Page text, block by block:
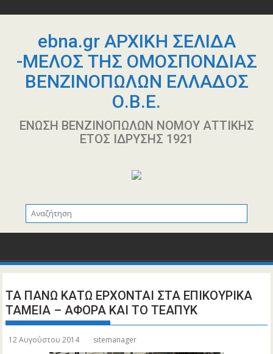
περιεχόμενοebna.gr ΑΡΧΙΚΗ ΣΕΛΙΔΑ
-ΜΕΛΟΣ ΤΗΣ ΟΜΟΣΠΟΝΔΙΑΣ
ΒΕΝΖΙΝΟΠΩΛΩΝ ΕΛΛΑΔΟΣ
Ο.Β.Ε.
ΕΝΩΣΗ ΒΕΝΖΙΝΟΠΩΛΩΝ ΝΟΜΟΥ ΑΤΤΙΚΗΣ
ΕΤΟΣ ΙΔΡΥΣΗΣ 1921
ΤΑ ΠΑΝΩ ΚΑΤΩ ΕΡΧΟΝΤΑΙ ΣΤΑ ΕΠΙΚΟΥΡΙΚΑ
ΤΑΜΕΙΑ – ΑΦΟΡΑ ΚΑΙ ΤΟ ΤΕΑΠΥΚ
12 Αυγούστου 2014 sitemanager